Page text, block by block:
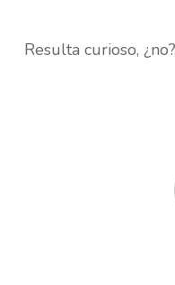
Resulta curioso,